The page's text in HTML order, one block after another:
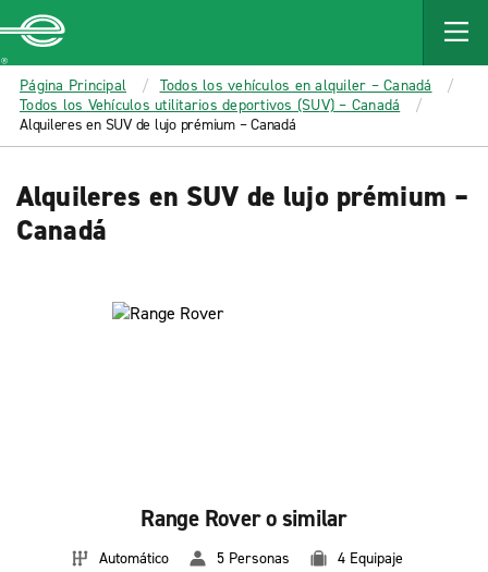
MAIN
CONTENT
Enterprise
Página Principal
Todos los vehículos en alquiler – Canadá
Todos los Vehículos utilitarios deportivos (SUV) – Canadá
Alquileres en SUV de lujo prémium – Canadá
Alquileres en SUV de lujo prémium –
Canadá
Range Rover o similar
Automático 5 Personas 4 Equipaje